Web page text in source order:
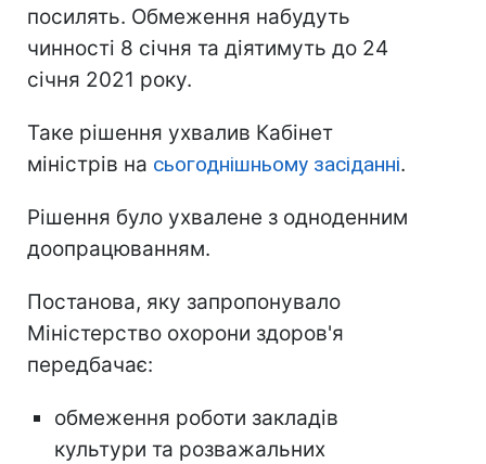
посилять. Обмеження набудуть
чинності 8 січня та діятимуть до 24
січня 2021 року.
Таке рішення ухвалив Кабінет
міністрів на сьогоднішньому засіданні.
Рішення було ухвалене з одноденним
доопрацюванням.
Постанова, яку запропонувало
Міністерство охорони здоров'я
передбачає:
обмеження роботи закладів
культури та розважальних